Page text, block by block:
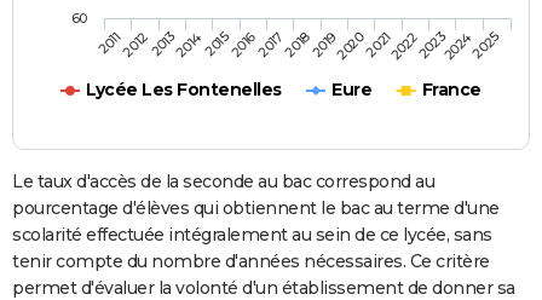
Lycée Les Fontenelles Eure France
201120122013201420152016201720182019202020212022202320242025
60
Le taux d'accès de la seconde au bac correspond au
pourcentage d'élèves qui obtiennent le bac au terme d'une
scolarité effectuée intégralement au sein de ce lycée, sans
tenir compte du nombre d'années nécessaires. Ce critère
permet d'évaluer la volonté d'un établissement de donner sa